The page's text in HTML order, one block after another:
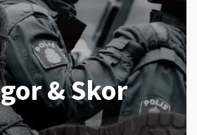
& Skor